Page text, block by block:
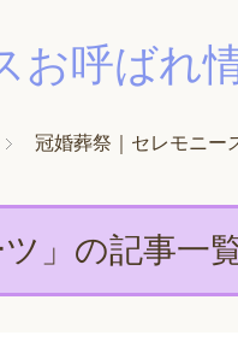
お呼ばれ
冠婚葬祭｜セレモニー
」の記事一